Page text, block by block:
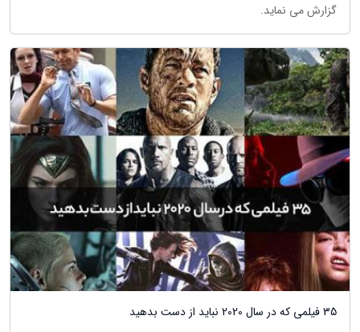
گزارش می نماید.
35 فیلمی که در سال 2020 نباید از دست بدهید